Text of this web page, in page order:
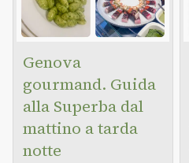
Genova
gourmand. Guida
alla Superba dal
mattino a tarda
notte